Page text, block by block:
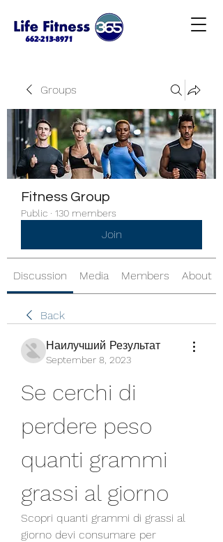
Groups
Fitness Group
Public · 130 members
Join
Discussion Media Members About
Back
Наилучший Результат
September 8, 2023
Se cerchi di
perdere peso
quanti grammi
grassi al giorno
Scopri quanti grammi di grassi al
giorno devi consumare per